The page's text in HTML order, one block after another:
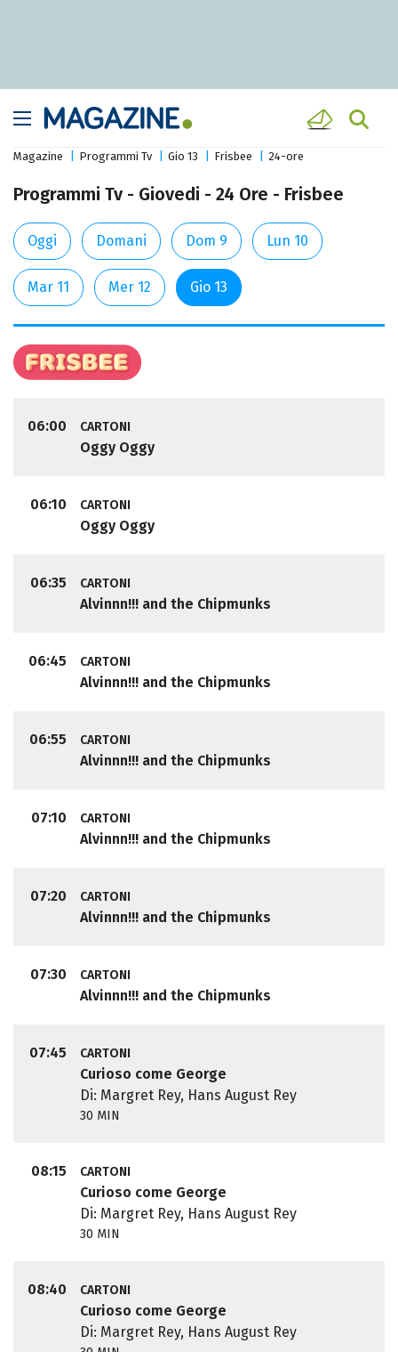
Magazine Programmi Tv Gio 13 Frisbee 24-ore
Programmi Tv - Giovedi - 24 Ore - Frisbee
Oggi Domani Dom 9 Lun 10
Mar 11 Mer 12 Gio 13
06:00 CARTONI
Oggy Oggy
06:10 CARTONI
Oggy Oggy
06:35 CARTONI
Alvinnn!!! and the Chipmunks
06:45 CARTONI
Alvinnn!!! and the Chipmunks
06:55 CARTONI
Alvinnn!!! and the Chipmunks
07:10 CARTONI
Alvinnn!!! and the Chipmunks
07:20 CARTONI
Alvinnn!!! and the Chipmunks
07:30 CARTONI
Alvinnn!!! and the Chipmunks
07:45 CARTONI
Curioso come George
Di: Margret Rey, Hans August Rey
30 MIN
08:15 CARTONI
Curioso come George
Di: Margret Rey, Hans August Rey
30 MIN
08:40 CARTONI
Curioso come George
Di: Margret Rey, Hans August Rey